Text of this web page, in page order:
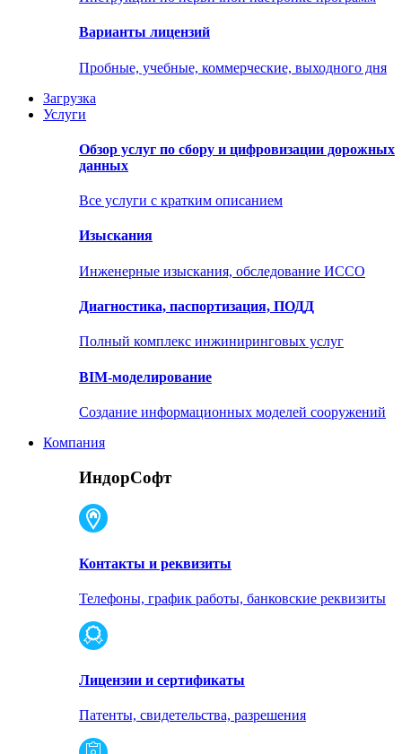
Варианты лицензий
Пробные, учебные, коммерческие, выходного дня
Загрузка
Услуги
Обзор услуг по сбору и цифровизации дорожных
данных
Все услуги с кратким описанием
Изыскания
Инженерные изыскания, обследование ИССО
Диагностика, паспортизация, ПОДД
Полный комплекс инжиниринговых услуг
BIM-моделирование
Создание информационных моделей сооружений
Компания
ИндорСофт
Контакты и реквизиты
Телефоны, график работы, банковские реквизиты
Лицензии и сертификаты
Патенты, свидетельства, разрешения